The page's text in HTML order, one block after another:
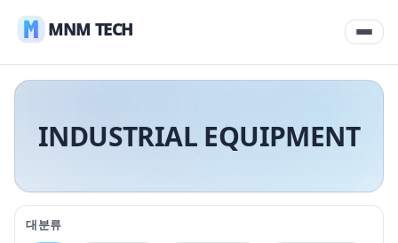
MNM TECH
INDUSTRIAL EQUIPMENT
대분류